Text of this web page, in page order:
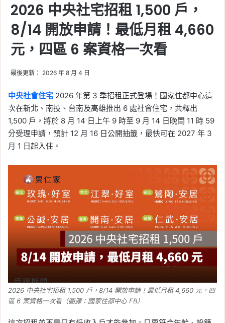
2026 中央社宅招租 1,500 戶，
8/14 開放申請！最低月租 4,660
元，四區 6 案資格一次看
最後更新： 2026 年 8 月 4 日
中央社會住宅 2026 年第 3 季招租正式登場！國家住都中心這
次在新北、南投、台南及高雄推出 6 處社會住宅，共釋出
1,500 戶，將於 8 月 14 日上午 9 時至 9 月 14 日晚間 11 時 59
分受理申請，預計 12 月 16 日公開抽籤，最快可在 2027 年 3
月 1 日起入住。
2026 中央社宅招租 1,500 戶，8/14 開放申請！最低月租 4,660 元，四
區 6 案資格一次看（圖源：國家住都中心 FB）